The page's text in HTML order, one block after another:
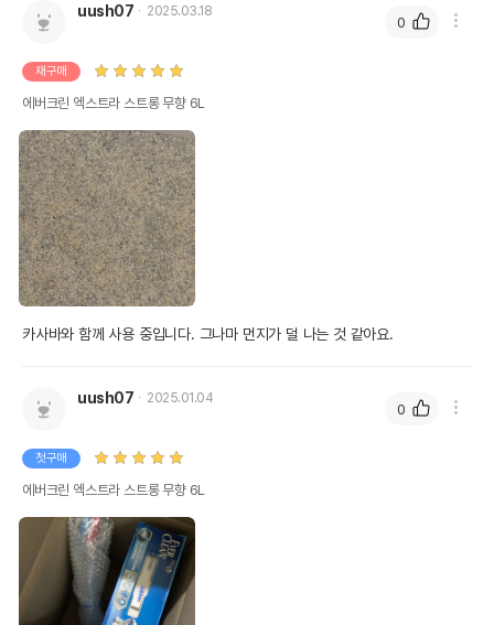
uush07 2025.03.18
재구매
에버크린 엑스트라 스트롱 무향 6L
카사바와 함께 사용 중입니다. 그나마 먼지가 덜 나는 것 같아요.
0
uush07 2025.01.04
첫구매
에버크린 엑스트라 스트롱 무향 6L
0